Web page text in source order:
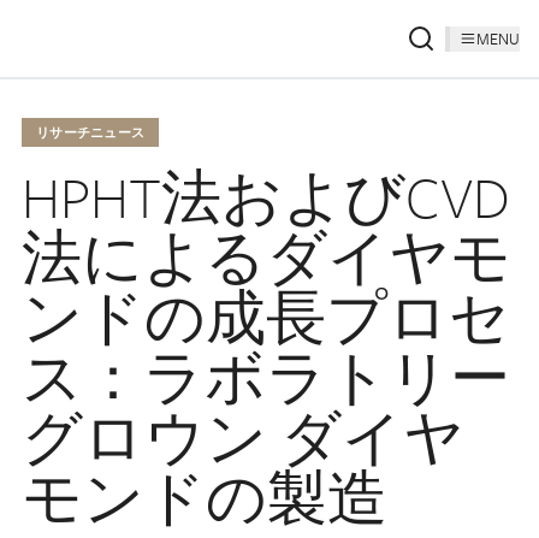
MENU
リサーチニュース
HPHT法およびCVD
法によるダイヤモ
ンドの成長プロセ
ス：ラボラトリー
グロウン ダイヤ
モンドの製造